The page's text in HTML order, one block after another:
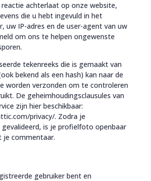
reactie achterlaat op onze website,
die u hebt ingevuld in het
uw IP-adres en de user-agent van uw
om ons te helpen ongewenste
tekenreeks die is gemaakt van
bekend als een hash) kan naar de
worden verzonden om te controleren
De geheimhoudingsclausules van
zijn hier beschikbaar:
privacy/. Zodra je
is je profielfoto openbaar
je commentaar.
gebruiker bent en